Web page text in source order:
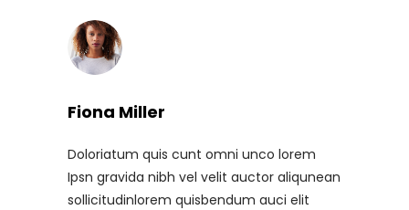
Fiona Miller
Doloriatum quis cunt omni unco lorem
Ipsn gravida nibh vel velit auctor aliqunean
sollicitudinlorem quisbendum auci elit